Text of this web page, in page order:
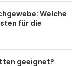
Welche
für die
geeignet?